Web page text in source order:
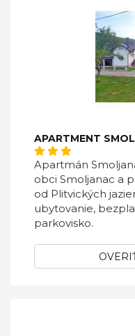
APARTMENT
Apartmán
obci Smoljanac a
od Plitvických
ubytovanie,
parkovisko.